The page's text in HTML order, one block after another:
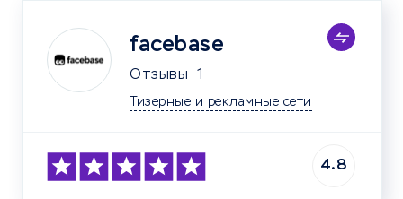
facebase
Отзывы 1
Тизерные и рекламные сети
4.8